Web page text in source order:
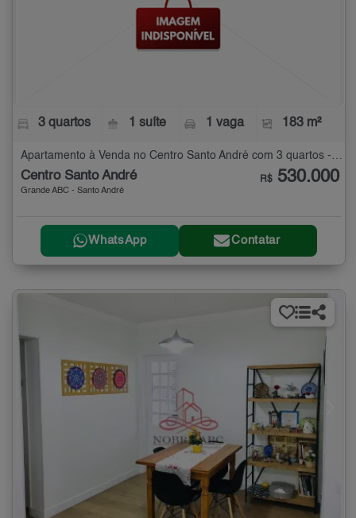
3 quartos 1 suíte 1 vaga 183 m²
Apartamento à Venda no Centro Santo André com 3 quartos - 183 m²
Centro Santo André
Grande ABC - Santo André
R$ 530.000
WhatsApp Contatar